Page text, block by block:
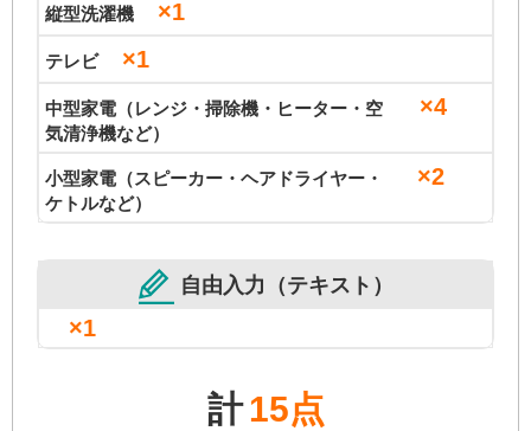
縦型洗濯機 ×1
テレビ ×1
中型家電（レンジ・掃除機・ヒーター・空
気清浄機など）
×4
小型家電（スピーカー・ヘアドライヤー・
ケトルなど）
×2
自由入力（テキスト）
×1
計15点